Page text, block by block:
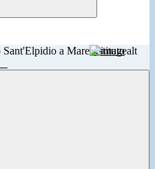
Istituto